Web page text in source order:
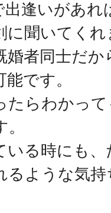
出逢いがあ
に聞いてくれ
婚者同士だ
です。
たらわかっ
いる時にも
るような気